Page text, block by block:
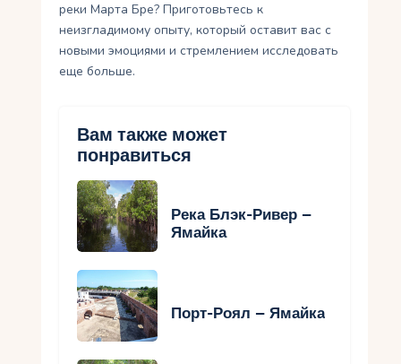
реки Марта Бре? Приготовьтесь к
неизгладимому опыту, который оставит вас с
новыми эмоциями и стремлением исследовать
еще больше.
Вам также может
понравиться
Река Блэк-Ривер –
Ямайка
Порт-Роял – Ямайка